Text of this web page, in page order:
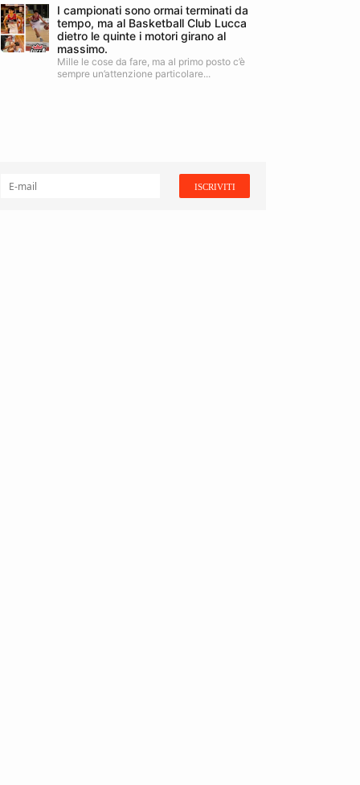
I campionati sono ormai terminati da
tempo, ma al Basketball Club Lucca
dietro le quinte i motori girano al
massimo.
Mille le cose da fare, ma al primo posto c’è
sempre un’attenzione particolare...